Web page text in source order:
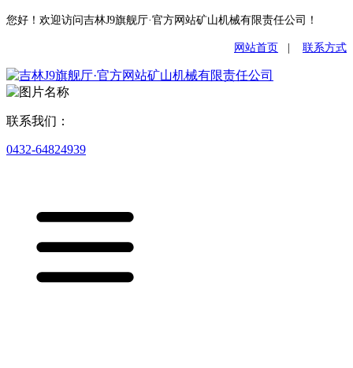
您好！欢迎访问吉林J9旗舰厅·官方网站矿山机械有限责任公司！
网站首页 联系方式
联系我们：
0432-64824939